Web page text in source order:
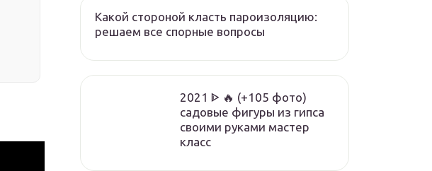
Какой стороной класть пароизоляцию:
решаем все спорные вопросы
2021 ᐈ 🔥 (+105 фото)
садовые фигуры из гипса
своими руками мастер
класс